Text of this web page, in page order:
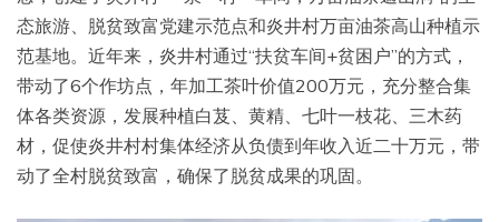
态旅游、脱贫致富党建示范点和炎井村万亩油茶高山种植示
范基地。近年来，炎井村通过“扶贫车间+贫困户”的方式，
带动了6个作坊点，年加工茶叶价值200万元，充分整合集
体各类资源，发展种植白芨、黄精、七叶一枝花、三木药
材，促使炎井村村集体经济从负债到年收入近二十万元，带
动了全村脱贫致富，确保了脱贫成果的巩固。